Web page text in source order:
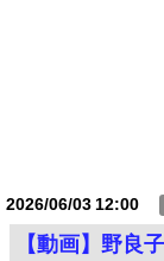
2026/06/0312:00
【動画】野良